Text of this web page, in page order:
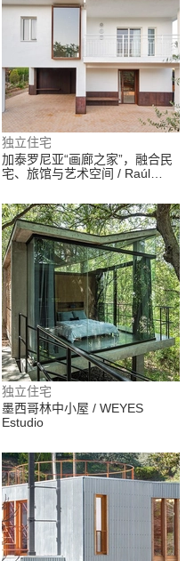
独立住宅
加泰罗尼亚“画廊之家”，融合民
宅、旅馆与艺术空间 / Raúl
独立住宅
墨西哥林中小屋 / WEYES
Estudio